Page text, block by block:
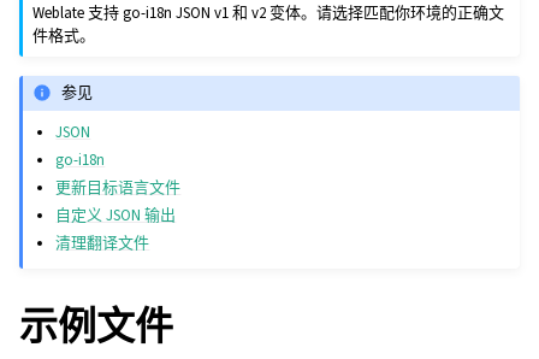
Weblate 支持 go-i18n JSON v1 和 v2 变体。请选择匹配你环境的正确文
件格式。
参见
JSON
go-i18n
更新目标语言文件
自定义 JSON 输出
清理翻译文件
示例文件